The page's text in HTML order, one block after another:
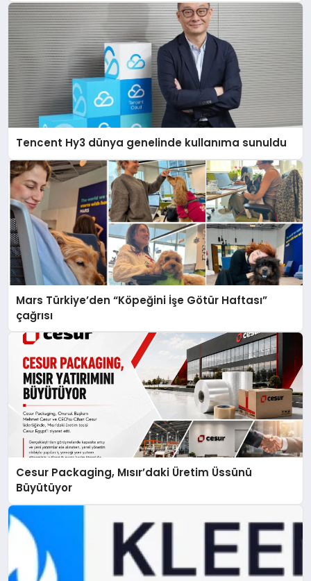
Tencent Hy3 dünya genelinde kullanıma sunuldu
Mars Türkiye’den “Köpeğini İşe Götür Haftası”
çağrısı
Cesur Packaging, Mısır’daki Üretim Üssünü
Büyütüyor